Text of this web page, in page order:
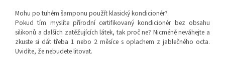
Mohu po tuhém šamponu použít klasický kondicionér?
Pokud tím myslíte přírodní certifikovaný kondicionér bez obsahu
silikonů a dalších zatěžujících látek, tak proč ne? Nicméně neváhejte a
zkuste si dát třeba 1 nebo 2 měsíce s oplachem z jablečného octa.
Uvidíte, že nebudete litovat.